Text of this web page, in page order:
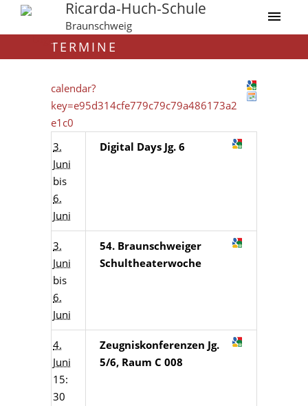
Ricarda-Huch-Schule
Braunschweig
TERMINE
calendar?
key=e95d314cfe779c79c79a486173a2
e1c0
3.
Juni
bis
6.
Juni
Digital Days Jg. 6
3.
Juni
bis
6.
Juni
54. Braunschweiger
Schultheaterwoche
4.
Juni
15:
30
Zeugniskonferenzen Jg.
5/6, Raum C 008